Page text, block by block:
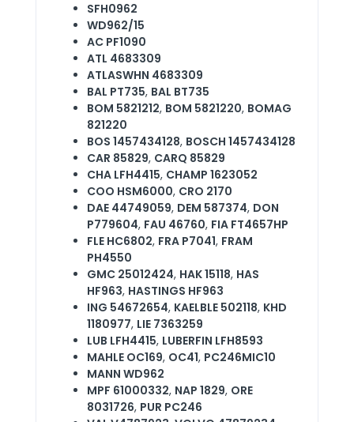
SFH0962
WD962/15
AC PF1090
ATL 4683309
ATLASWHN 4683309
BAL PT735, BAL BT735
BOM 5821212, BOM 5821220, BOMAG
821220
BOS 1457434128, BOSCH 1457434128
CAR 85829, CARQ 85829
CHA LFH4415, CHAMP 1623052
COO HSM6000, CRO 2170
DAE 44749059, DEM 587374, DON
P779604, FAU 46760, FIA FT4657HP
FLE HC6802, FRA P7041, FRAM
PH4550
GMC 25012424, HAK 15118, HAS
HF963, HASTINGS HF963
ING 54672654, KAELBLE 502118, KHD
1180977, LIE 7363259
LUB LFH4415, LUBERFIN LFH8593
MAHLE OC169, OC41, PC246MIC10
MANN WD962
MPF 61000332, NAP 1829, ORE
8031726, PUR PC246